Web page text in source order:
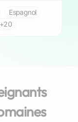
Espagnol
+20